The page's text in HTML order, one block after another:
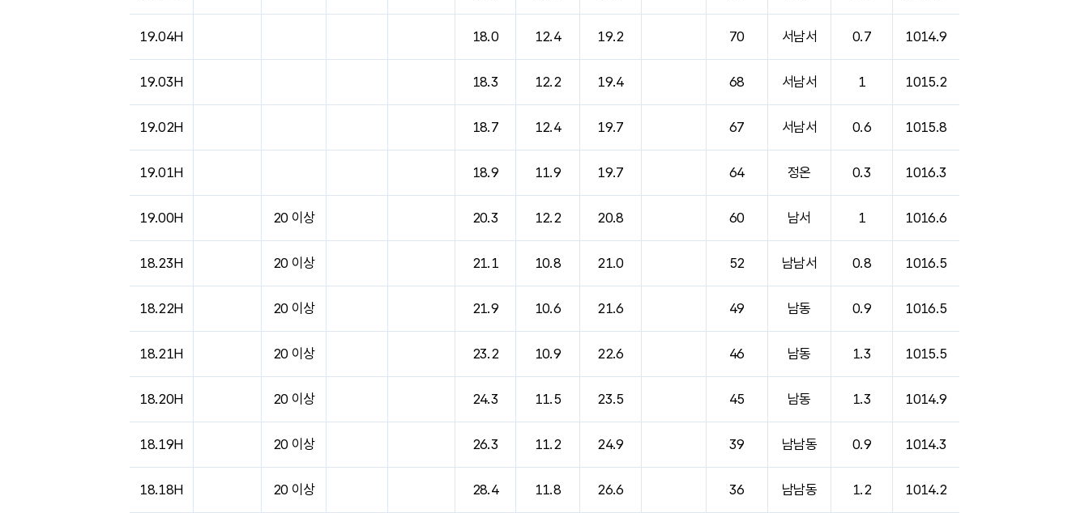
19.04H 18.0 12.4 19.2 70 서남서 0.7 1014.9
19.03H 18.3 12.2 19.4 68 서남서 1 1015.2
19.02H 18.7 12.4 19.7 67 서남서 0.6 1015.8
19.01H 18.9 11.9 19.7 64 정온 0.3 1016.3
19.00H 20 이상 20.3 12.2 20.8 60 남서 1 1016.6
18.23H 20 이상 21.1 10.8 21.0 52 남남서 0.8 1016.5
18.22H 20 이상 21.9 10.6 21.6 49 남동 0.9 1016.5
18.21H 20 이상 23.2 10.9 22.6 46 남동 1.3 1015.5
18.20H 20 이상 24.3 11.5 23.5 45 남동 1.3 1014.9
18.19H 20 이상 26.3 11.2 24.9 39 남남동 0.9 1014.3
18.18H 20 이상 28.4 11.8 26.6 36 남남동 1.2 1014.2